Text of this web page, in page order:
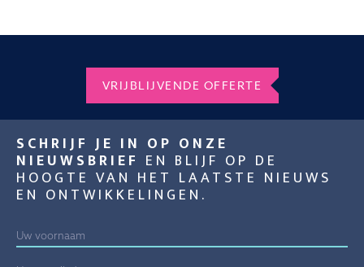
VRIJBLIJVENDE OFFERTE
SCHRIJF JE IN OP ONZE
NIEUWSBRIEF EN BLIJF OP DE
HOOGTE VAN HET LAATSTE NIEUWS
EN ONTWIKKELINGEN.